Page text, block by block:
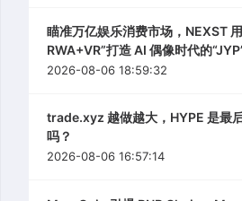
瞄准万亿娱乐消费市场，NEXST
RWA+VR”打造 AI 偶像时代的
2026-08-06 18:59:32
trade.xyz 越做越大，HYPE 是最
吗？
2026-08-06 16:57:14